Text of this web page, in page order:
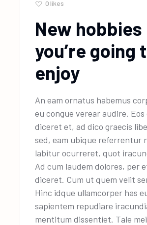
0 likes
New hobbies
you’re going
enjoy
An eam ornatus habemus
eu congue verear audire.
diceret et, ad dico graecis
sed, eam ubique referrentur
labitur ocurreret, quot
Ad cum laudem dolores, per
diceret. Cum ut quem velit
Hinc idque ullamcorper has
sapientem repudiare
mentitum dissentiet. Tale